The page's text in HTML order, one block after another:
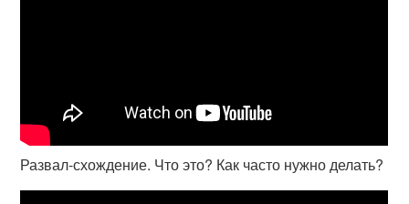
Развал-схождение. Что это? Как часто нужно делать?